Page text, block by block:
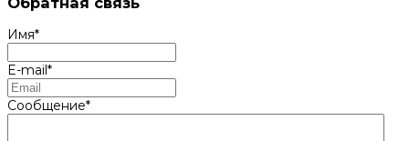
Имя*
E-mail*
Сообщение*